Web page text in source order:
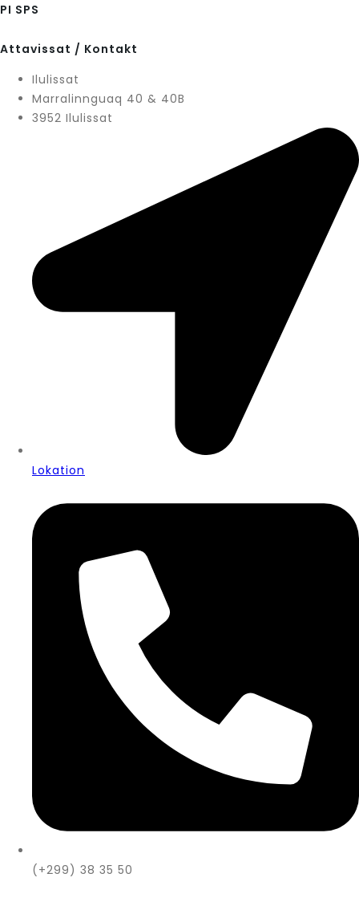
PI SPS
Attavissat / Kontakt
Ilulissat
Marralinnguaq 40 & 40B
3952 Ilulissat
Lokation
(+299) 38 35 50